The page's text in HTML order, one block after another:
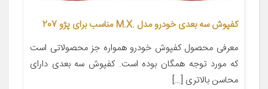
کفپوش سه بعدی خودرو مدل .M.X مناسب برای پژو 207
معرفی محصول کفپوش خودرو همواره جز محصولاتی است
که مورد توجه همگان بوده است. کفپوش سه بعدی دارای
محاسن بالاتری […]